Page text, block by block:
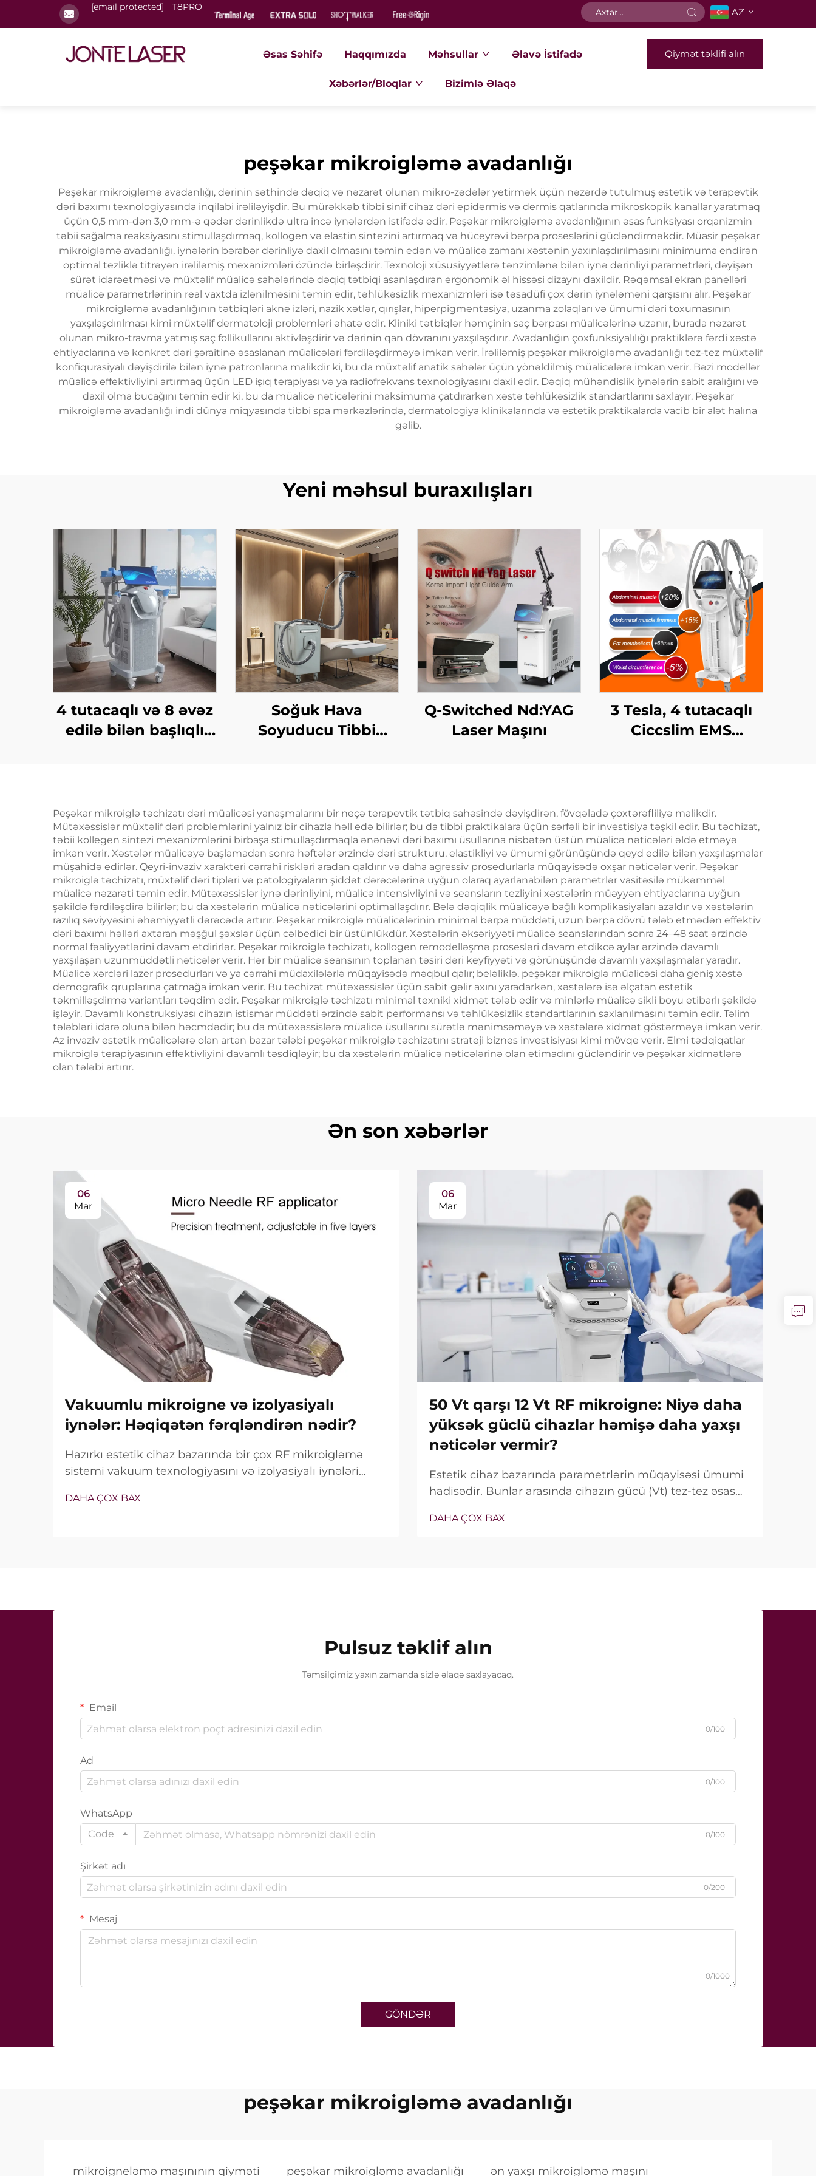
[email protected] T8PRO AZ
Əsas Səhifə Haqqımızda Məhsullar Əlavə İstifadə
Xəbərlər/Bloqlar Bizimlə Əlaqə
Qiymət təklifi alın
peşəkar mikroigləmə avadanlığı
Peşəkar mikroigləmə avadanlığı, dərinin səthində dəqiq və nəzarət olunan mikro-zədələr yetirmək üçün nəzərdə tutulmuş estetik və terapevtik
dəri baxımı texnologiyasında inqilabi irəliləyişdir. Bu mürəkkəb tibbi sinif cihaz dəri epidermis və dermis qatlarında mikroskopik kanallar yaratmaq
üçün 0,5 mm-dən 3,0 mm-ə qədər dərinlikdə ultra incə iynələrdən istifadə edir. Peşəkar mikroigləmə avadanlığının əsas funksiyası orqanizmin
təbii sağalma reaksiyasını stimullaşdırmaq, kollogen və elastin sintezini artırmaq və hüceyrəvi bərpa proseslərini gücləndirməkdir. Müasir peşəkar
mikroigləmə avadanlığı, iynələrin bərabər dərinliyə daxil olmasını təmin edən və müalicə zamanı xəstənin yaxınlaşdırılmasını minimuma endirən
optimal tezliklə titrəyən irəliləmiş mexanizmləri özündə birləşdirir. Texnoloji xüsusiyyətlərə tənzimlənə bilən iynə dərinliyi parametrləri, dəyişən
sürət idarəetməsi və müxtəlif müalicə sahələrində dəqiq tətbiqi asanlaşdıran ergonomik əl hissəsi dizaynı daxildir. Rəqəmsal ekran panelləri
müalicə parametrlərinin real vaxtda izlənilməsini təmin edir, təhlükəsizlik mexanizmləri isə təsadüfi çox dərin iynələməni qarşısını alır. Peşəkar
mikroigləmə avadanlığının tətbiqləri akne izləri, nazik xətlər, qırışlar, hiperpigmentasiya, uzanma zolaqları və ümumi dəri toxumasının
yaxşılaşdırılması kimi müxtəlif dermatoloji problemləri əhatə edir. Kliniki tətbiqlər həmçinin saç bərpası müalicələrinə uzanır, burada nəzarət
olunan mikro-travma yatmış saç follikullarını aktivləşdirir və dərinin qan dövranını yaxşılaşdırır. Avadanlığın çoxfunksiyalılığı praktiklərə fərdi xəstə
ehtiyaclarına və konkret dəri şəraitinə əsaslanan müalicələri fərdiləşdirməyə imkan verir. İrəliləmiş peşəkar mikroigləmə avadanlığı tez-tez müxtəlif
konfiqurasiyalı dəyişdirilə bilən iynə patronlarına malikdir ki, bu da müxtəlif anatik sahələr üçün yönəldilmiş müalicələrə imkan verir. Bəzi modellər
müalicə effektivliyini artırmaq üçün LED işıq terapiyası və ya radiofrekvans texnologiyasını daxil edir. Dəqiq mühəndislik iynələrin sabit aralığını və
daxil olma bucağını təmin edir ki, bu da müalicə nəticələrini maksimuma çatdırarkən xəstə təhlükəsizlik standartlarını saxlayır. Peşəkar
mikroigləmə avadanlığı indi dünya miqyasında tibbi spa mərkəzlərində, dermatologiya klinikalarında və estetik praktikalarda vacib bir alət halına
gəlib.
Yeni məhsul buraxılışları
4 tutacaqlı və 8 əvəz
edilə bilən başlıqlı
krioterapiya, çəki
itirmə kosmetik
maşın
Soğuk Hava
Soyuducu Tibbi
Epidermis Müdafiəsi,
Davamlı, Təmasdan
Azad Kliniki İstifadə
üçün
Q-Switched Nd:YAG
Laser Maşını
3 Tesla, 4 tutacaqlı
Ciccslim EMS
Stimulyasiya
Peşəkar mikroiglə təchizatı dəri müalicəsi yanaşmalarını bir neçə terapevtik tətbiq sahəsində dəyişdirən, fövqəladə çoxtərəfliliyə malikdir.
Mütəxəssislər müxtəlif dəri problemlərini yalnız bir cihazla həll edə bilirlər; bu da tibbi praktikalara üçün sərfəli bir investisiya təşkil edir. Bu təchizat,
təbii kollegen sintezi mexanizmlərini birbaşa stimullaşdırmaqla ənənəvi dəri baxımı üsullarına nisbətən üstün müalicə nəticələri əldə etməyə
imkan verir. Xəstələr müalicəyə başlamadan sonra həftələr ərzində dəri strukturu, elastikliyi və ümumi görünüşündə qeyd edilə bilən yaxşılaşmalar
müşahidə edirlər. Qeyri-invaziv xarakteri cərrahi riskləri aradan qaldırır və daha agressiv prosedurlarla müqayisədə oxşar nəticələr verir. Peşəkar
mikroiglə təchizatı, müxtəlif dəri tipləri və patologiyaların şiddət dərəcələrinə uyğun olaraq ayarlanabilən parametrlər vasitəsilə mükəmməl
müalicə nəzarəti təmin edir. Mütəxəssislər iynə dərinliyini, müalicə intensivliyini və seansların tezliyini xəstələrin müəyyən ehtiyaclarına uyğun
şəkildə fərdiləşdirə bilirlər; bu da xəstələrin müalicə nəticələrini optimallaşdırır. Belə dəqiqlik müalicəyə bağlı komplikasiyaları azaldır və xəstələrin
razılıq səviyyəsini əhəmiyyətli dərəcədə artırır. Peşəkar mikroiglə müalicələrinin minimal bərpa müddəti, uzun bərpa dövrü tələb etmədən effektiv
dəri baxımı həlləri axtaran məşğul şəxslər üçün cəlbedici bir üstünlükdür. Xəstələrin əksəriyyəti müalicə seanslarından sonra 24–48 saat ərzində
normal fəaliyyətlərini davam etdirirlər. Peşəkar mikroiglə təchizatı, kollogen remodelləşmə prosesləri davam etdikcə aylar ərzində davamlı
yaxşılaşan uzunmüddətli nəticələr verir. Hər bir müalicə seansının toplanan təsiri dəri keyfiyyəti və görünüşündə davamlı yaxşılaşmalar yaradır.
Müalicə xərcləri lazer prosedurları və ya cərrahi müdaxilələrlə müqayisədə məqbul qalır; beləliklə, peşəkar mikroiglə müalicəsi daha geniş xəstə
demografik qruplarına çatmağa imkan verir. Bu təchizat mütəxəssislər üçün sabit gəlir axını yaradarkən, xəstələrə isə əlçatan estetik
təkmilləşdirmə variantları təqdim edir. Peşəkar mikroiglə təchizatı minimal texniki xidmət tələb edir və minlərlə müalicə sikli boyu etibarlı şəkildə
işləyir. Davamlı konstruksiyası cihazın istismar müddəti ərzində sabit performansı və təhlükəsizlik standartlarının saxlanılmasını təmin edir. Təlim
tələbləri idarə oluna bilən həcmdədir; bu da mütəxəssislərə müalicə üsullarını sürətlə mənimsəməyə və xəstələrə xidmət göstərməyə imkan verir.
Az invaziv estetik müalicələrə olan artan bazar tələbi peşəkar mikroiglə təchizatını strateji biznes investisiyası kimi mövqe verir. Elmi tədqiqatlar
mikroiglə terapiyasının effektivliyini davamlı təsdiqləyir; bu da xəstələrin müalicə nəticələrinə olan etimadını gücləndirir və peşəkar xidmətlərə
olan tələbi artırır.
Ən son xəbərlər
06
Mar
Vakuumlu mikroigne və izolyasiyalı
iynələr: Həqiqətən fərqləndirən nədir?
Hazırkı estetik cihaz bazarında bir çox RF mikroigləmə
sistemi vakuum texnologiyasını və izolyasiyalı iynələri
xüsusiyyətlərin mövcud olub-olmaması deyil, onların klinik
DAHA ÇOX BAX
06
Mar
50 Vt qarşı 12 Vt RF mikroigne: Niyə daha
yüksək güclü cihazlar həmişə daha yaxşı
nəticələr vermir?
Estetik cihaz bazarında parametrlərin müqayisəsi ümumi
hadisədir. Bunlar arasında cihazın gücü (Vt) tez-tez əsas
real vəziyyət tamamilə fərqlidir. Çox hallarda belə «güc»...
DAHA ÇOX BAX
Pulsuz təklif alın
Təmsilçimiz yaxın zamanda sizlə əlaqə saxlayacaq.
Email
0/100
Ad
0/100
WhatsApp
Code
0/100
Şirkət adı
0/200
Mesaj
0/1000
GÖNDƏR
peşəkar mikroigləmə avadanlığı
mikroigneləmə maşınının qiyməti peşəkar mikroigləmə avadanlığı ən yaxşı mikroigləmə maşını